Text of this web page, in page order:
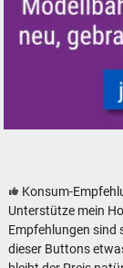
Konsum-
Unterstütze mein
Empfehlungen sind
dieser Buttons